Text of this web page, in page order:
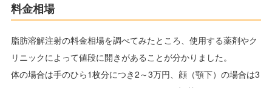
料金相場
脂肪溶解注射の料金相場を調べてみたところ、使用する薬剤やク
リニックによって値段に開きがあることが分かりました。
体の場合は手のひら1枚分につき2～3万円、顔（顎下）の場合は3